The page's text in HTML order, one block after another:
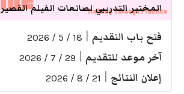
المختبر التدريبي لصانعات الفيلم القصير
فتح باب التقديم 18 / 5 / 2026
آخر موعد للتقديم 29 / 7 / 2026
إعلان النتائج 21 / 8 / 2026